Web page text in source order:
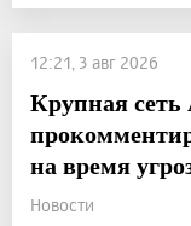
12:21, 3 авг 2026
Крупная
на время
Новости